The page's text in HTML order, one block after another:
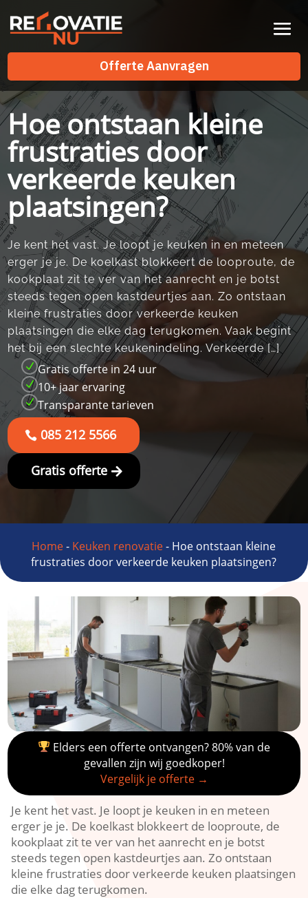
Offerte Aanvragen
Offerte Aanvragen
Hoe ontstaan kleine
frustraties door
verkeerde keuken
plaatsingen?
Je kent het vast.​ Je loopt je keuken in en meteen
erger je je.​ De koelkast blokkeert de looproute, de
kookplaat zit te ver van het aanrecht en je botst
steeds tegen open kastdeurtjes aan.​ Zo ontstaan
kleine frustraties door verkeerde keuken
plaatsingen die elke dag terugkomen.​ Vaak begint
het bij een slechte keukenindeling.​ Verkeerde […]
N Gratis offerte in 24 uur
N 10+ jaar ervaring
N Transparante tarieven
085 212 5566
Gratis offerte
Home- Keuken renovatie- Hoe ontstaan kleine
frustraties door verkeerde keuken plaatsingen?
Elders een offerte ontvangen? 80% van de
gevallen zijn wij goedkoper!
Vergelijk je offerte →
Je kent het vast.​ Je loopt je keuken in en meteen
erger je je.​ De koelkast blokkeert de looproute, de
kookplaat zit te ver van het aanrecht en je botst
steeds tegen open kastdeurtjes aan.​ Zo ontstaan
kleine frustraties door verkeerde keuken plaatsingen
die elke dag terugkomen.​